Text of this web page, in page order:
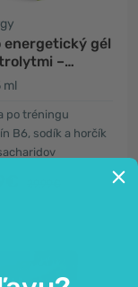
energetický gél
–
ml
po tréningu
B6, sodík a horčík